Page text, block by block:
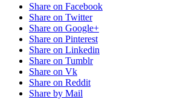
Share on Facebook
Share on Twitter
Share on Google+
Share on Pinterest
Share on Linkedin
Share on Tumblr
Share on Vk
Share on Reddit
Share by Mail